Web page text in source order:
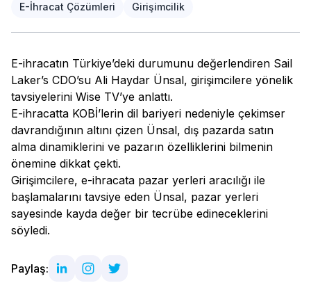
E-İhracat Çözümleri Girişimcilik
E-ihracatın Türkiye’deki durumunu değerlendiren Sail
Laker’s CDO’su Ali Haydar Ünsal, girişimcilere yönelik
tavsiyelerini Wise TV’ye anlattı.
E-ihracatta KOBİ’lerin dil bariyeri nedeniyle çekimser
davrandığının altını çizen Ünsal, dış pazarda satın
alma dinamiklerini ve pazarın özelliklerini bilmenin
önemine dikkat çekti.
Girişimcilere, e-ihracata pazar yerleri aracılığı ile
başlamalarını tavsiye eden Ünsal, pazar yerleri
sayesinde kayda değer bir tecrübe edineceklerini
söyledi.
Paylaş: